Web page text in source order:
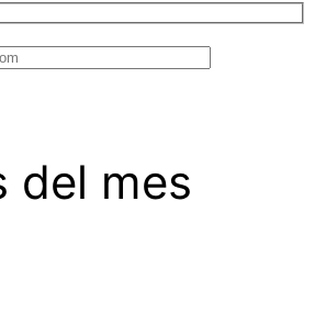
del mes